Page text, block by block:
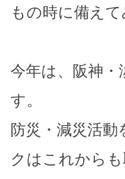
もの時に備え
今年は、阪神
す。
防災・減災活
クはこれから